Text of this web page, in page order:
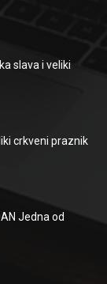
slava i veliki
crkveni praznik
Jedna od